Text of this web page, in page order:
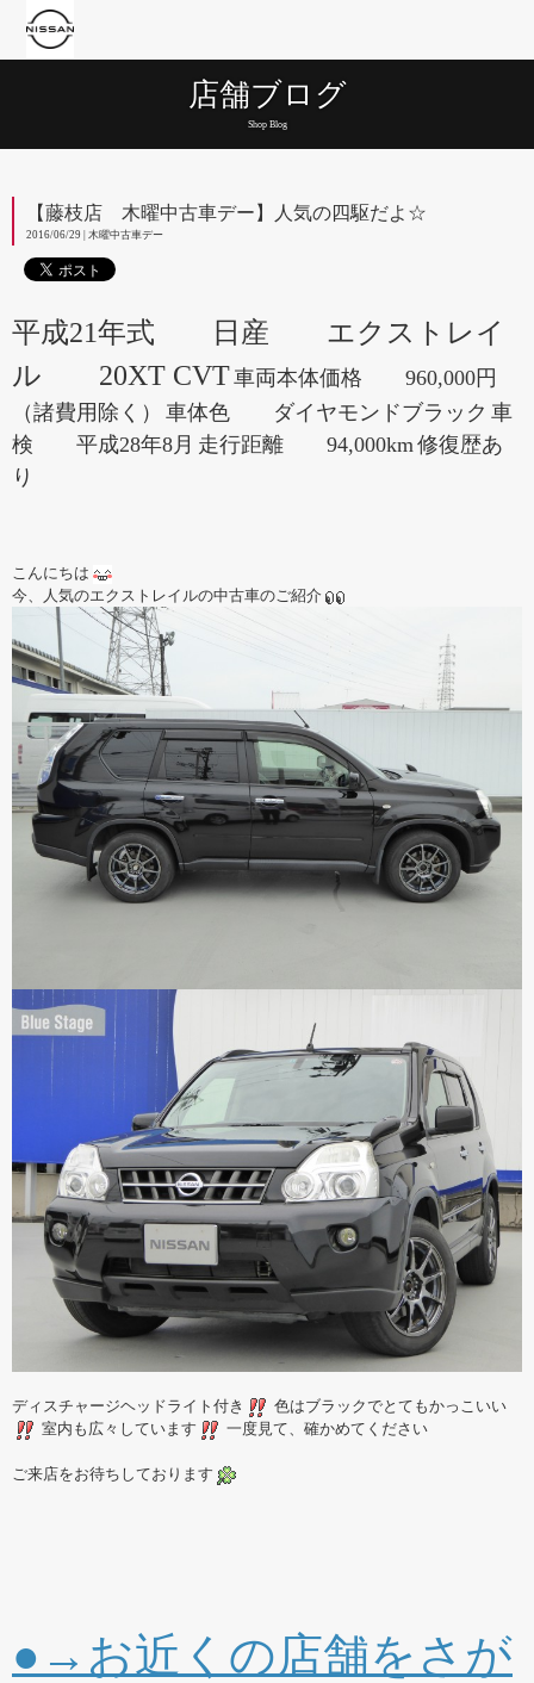
店舗ブログ
Shop Blog
【藤枝店 木曜中古車デー】人気の四駆だよ☆
2016/06/29 | 木曜中古車デー
平成21年式 日産 エクストレイ
ル 20XT CVT車両本体価格 960,000円
（諸費用除く）
車体色 ダイヤモンドブラック 車
検 平成28年8月 走行距離 94,000km修復歴あ
り
こんにちは
今、人気のエクストレイルの中古車のご紹介
ディスチャージヘッドライト付き
色はブラックでとてもかっこいい
室内も広々しています
一度見て、確かめてください
ご来店をお待ちしております
●→お近くの店舗をさが